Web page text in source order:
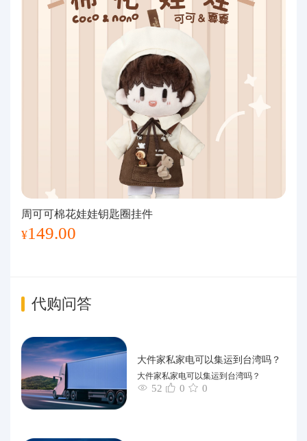
周可可棉花娃娃钥匙圈挂件
¥149.00
代购问答
大件家私家电可以集运到台湾吗？
大件家私家电可以集运到台湾吗？
52 0 0